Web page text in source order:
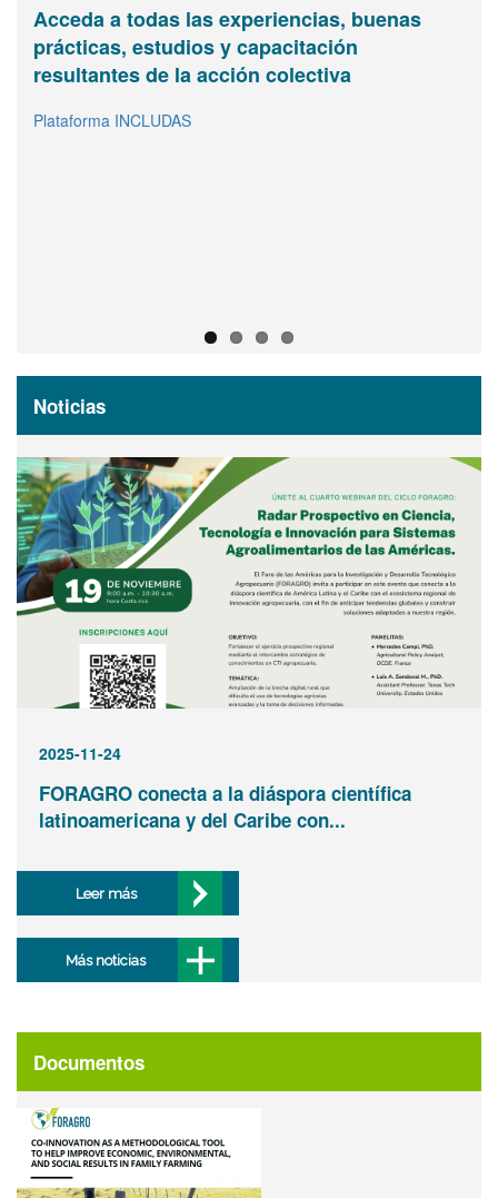
Acceda a todas las experiencias, buenas
prácticas, estudios y capacitación
resultantes de la acción colectiva
Plataforma INCLUDAS
Agricultura digital e inclusión
Infografía interactiva
Vea y comparta información básica sobre
FORAGRO en una página
FORAGRO le invita a
sumarse a su Asamblea de
Miembros
Noticias
2025-11-24
FORAGRO conecta a la diáspora científica
latinoamericana y del Caribe con...
Leer más
Más noticias
Documentos